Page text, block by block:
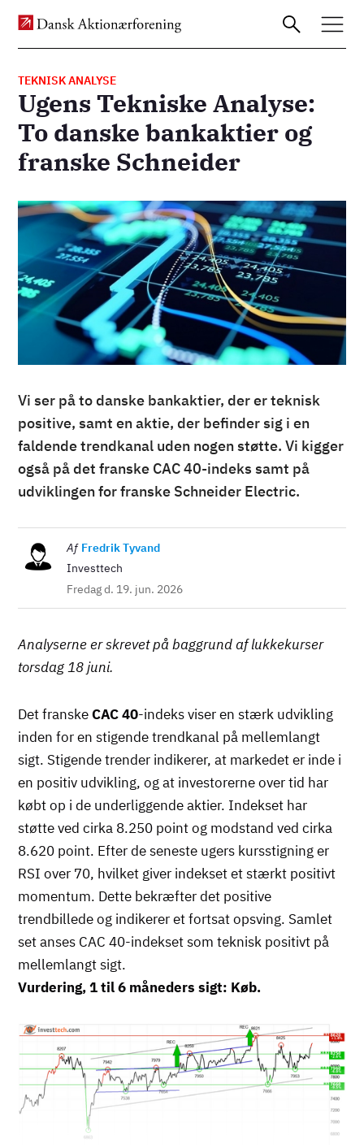
Gå
til
hovedindhold
TEKNISK ANALYSE
Ugens Tekniske Analyse:
To danske bankaktier og
franske Schneider
Billede
Vi ser på to danske bankaktier, der er teknisk
positive, samt en aktie, der befinder sig i en
faldende trendkanal uden nogen støtte. Vi kigger
også på det franske CAC 40-indeks samt på
udviklingen for franske Schneider Electric.
Billede Af Fredrik Tyvand
Investtech
Fredag d. 19. jun. 2026
Analyserne er skrevet på baggrund af lukkekurser
torsdag 18 juni.
Det franskeCAC 40-indeks viser en stærk udvikling
inden for en stigende trendkanal på mellemlangt
sigt. Stigende trender indikerer, at markedet er inde i
en positiv udvikling, og at investorerne over tid har
købt op i de underliggende aktier. Indekset har
støtte ved cirka 8.250 point og modstand ved cirka
8.620 point. Efter de seneste ugers kursstigning er
RSI over 70, hvilket giver indekset et stærkt positivt
momentum. Dette bekræfter det positive
trendbillede og indikerer et fortsat opsving. Samlet
set anses CAC 40-indekset som teknisk positivt på
mellemlangt sigt.
Vurdering, 1 til 6 måneders sigt: Køb.
Billede